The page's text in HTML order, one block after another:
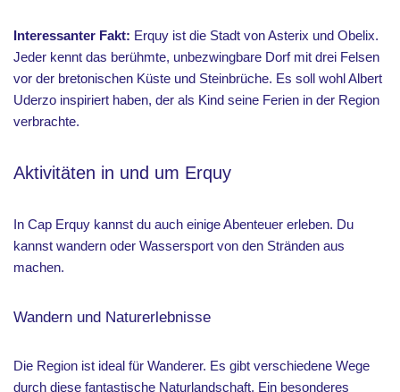
Interessanter Fakt: Erquy ist die Stadt von Asterix und Obelix.
Jeder kennt das berühmte, unbezwingbare Dorf mit drei Felsen
vor der bretonischen Küste und Steinbrüche. Es soll wohl Albert
Uderzo inspiriert haben, der als Kind seine Ferien in der Region
verbrachte.
Aktivitäten in und um Erquy
In Cap Erquy kannst du auch einige Abenteuer erleben. Du
kannst wandern oder Wassersport von den Stränden aus
machen.
Wandern und Naturerlebnisse
Die Region ist ideal für Wanderer. Es gibt verschiedene Wege
durch diese fantastische Naturlandschaft. Ein besonderes